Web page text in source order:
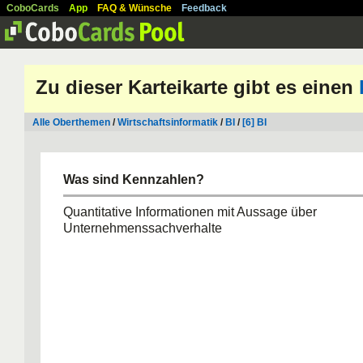
CoboCards App FAQ & Wünsche Feedback
Zu dieser Karteikarte gibt es einen
Alle Oberthemen /Wirtschaftsinformatik / BI / [6] BI
Was sind Kennzahlen?
Quantitative Informationen mit Aussage über
Unternehmenssachverhalte